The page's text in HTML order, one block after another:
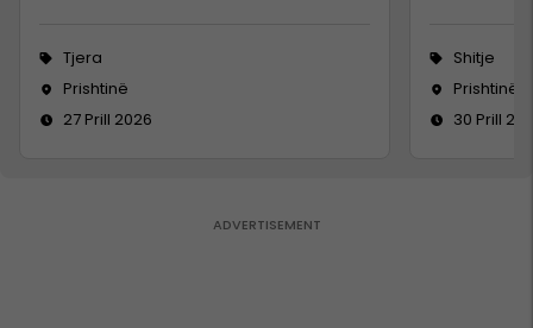
Tjera
Prishtinë
27 Prill 2026
Shitje
Prishtinë
30 Prill